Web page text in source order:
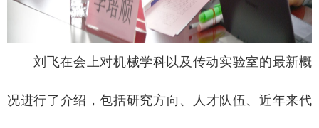
刘飞在会上对机械学科以及传动实验室的最新概
况进行了介绍，包括研究方向、人才队伍、近年来代